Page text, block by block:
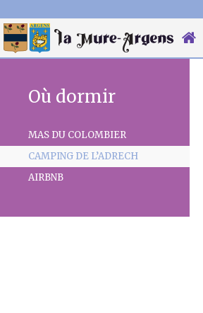
Où dormir
MAS DU COLOMBIER
CAMPING DE L’ADRECH
AIRBNB